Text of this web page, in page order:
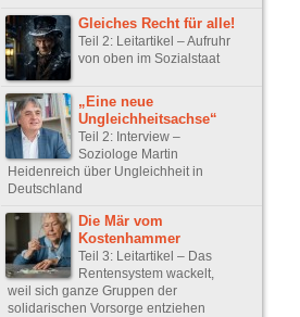
Gleiches Recht für alle!
Teil 2: Leitartikel – Aufruhr
von oben im Sozialstaat
„Eine neue
Ungleichheitsachse“
Teil 2: Interview –
Soziologe Martin
Heidenreich über Ungleichheit in
Deutschland
Die Mär vom
Kostenhammer
Teil 3: Leitartikel – Das
Rentensystem wackelt,
weil sich ganze Gruppen der
solidarischen Vorsorge entziehen